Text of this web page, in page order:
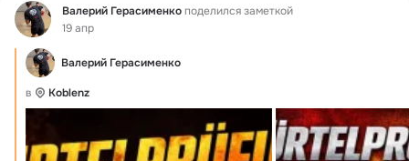
Фид Валерий Герасименкоподелился заметкой
19 апр
Валерий Герасименко
в Koblenz